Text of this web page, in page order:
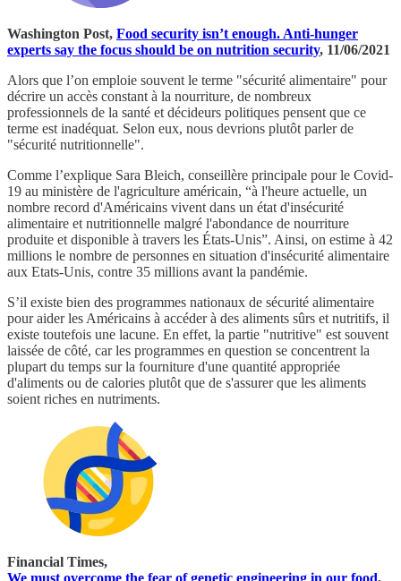
Washington Post, Food security isn’t enough. Anti-hunger
experts say the focus should be on nutrition security, 11/06/2021
Alors que l’on emploie souvent le terme "sécurité alimentaire" pour
décrire un accès constant à la nourriture, de nombreux
professionnels de la santé et décideurs politiques pensent que ce
terme est inadéquat. Selon eux, nous devrions plutôt parler de
"sécurité nutritionnelle".
Comme l’explique Sara Bleich, conseillère principale pour le Covid-
19 au ministère de l'agriculture américain, “à l'heure actuelle, un
nombre record d'Américains vivent dans un état d'insécurité
alimentaire et nutritionnelle malgré l'abondance de nourriture
produite et disponible à travers les États-Unis”. Ainsi, on estime à 42
millions le nombre de personnes en situation d'insécurité alimentaire
aux Etats-Unis, contre 35 millions avant la pandémie.
S’il existe bien des programmes nationaux de sécurité alimentaire
pour aider les Américains à accéder à des aliments sûrs et nutritifs, il
existe toutefois une lacune. En effet, la partie "nutritive" est souvent
laissée de côté, car les programmes en question se concentrent la
plupart du temps sur la fourniture d'une quantité appropriée
d'aliments ou de calories plutôt que de s'assurer que les aliments
soient riches en nutriments.
Financial Times,
We must overcome the fear of genetic engineering in our food,